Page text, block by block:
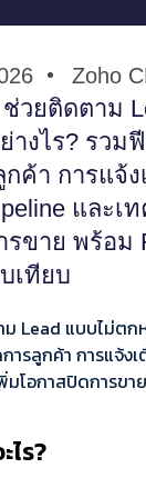
Zoho
ช่วยติดตาม
งไร? รวมฟี
ค้า การแจ้ง
และเ
รขาย พร้อม
เทียบ
Lead แบบไม่ตก
ารลูกค้า การแจ้ง
โอกาสปิดการขา
ไร?